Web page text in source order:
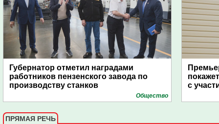
Губернатор отметил наградами
работников пензенского завода по
производству станков
Общество
с
ПРЯМАЯ РЕЧЬ